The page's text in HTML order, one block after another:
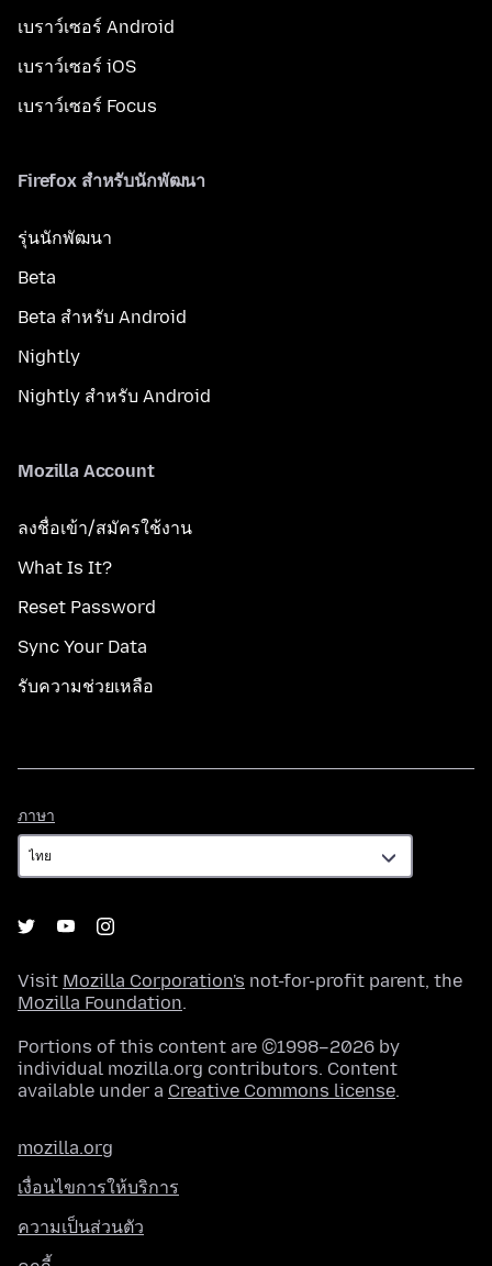
เบราว์เซอร์ Android
เบราว์เซอร์ iOS
เบราว์เซอร์ Focus
Firefox สำหรับนักพัฒนา
รุ่นนักพัฒนา
Beta
Beta สำหรับ Android
Nightly
Nightly สำหรับ Android
Mozilla Account
ลงชื่อเข้า/สมัครใช้งาน
What Is It?
Reset Password
Sync Your Data
รับความช่วยเหลือ
ภาษา
Visit Mozilla Corporation's not-for-profit parent, the
Mozilla Foundation.
Portions of this content are ©1998–2026 by
individual mozilla.org contributors. Content
available under a Creative Commons license.
mozilla.org
เงื่อนไขการให้บริการ
ความเป็นส่วนตัว